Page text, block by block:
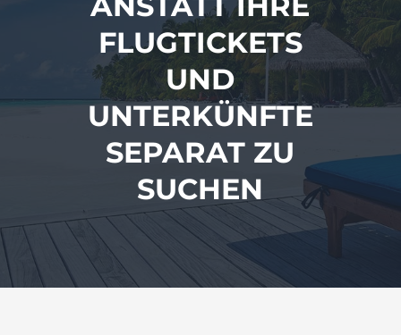
FLUGTICKETS
UND
UNTERKÜNFTE
SEPARAT ZU
SUCHEN